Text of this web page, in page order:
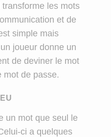
les mots
et de
simple mais
joueur donne un
de deviner le mot
mot de passe.
un mot que seul le
ci a quelques